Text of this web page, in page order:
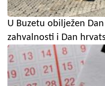
U Buzetu obilježen
zahvalnosti i Dan